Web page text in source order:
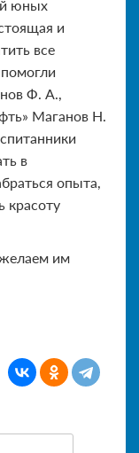
юных
и
все
Ф. А.,
Маганов Н.
в
опыта,
красоту
им